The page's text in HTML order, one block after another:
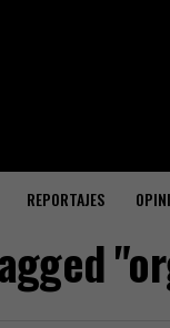
REPORTAJES